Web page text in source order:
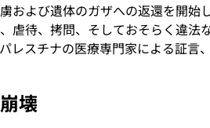
および遺体のガザへの返還を開
虐待、拷問、そしておそらく違
レスチナの医療専門家による証
壊